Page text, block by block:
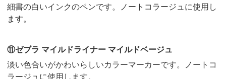
細書の白いインクのペンです。ノートコラージュに使用し
ます。
⑪ゼブラ マイルドライナー マイルドベージュ
淡い色合いがかわいらしいカラーマーカーです。ノートコ
ラージュに使用します。